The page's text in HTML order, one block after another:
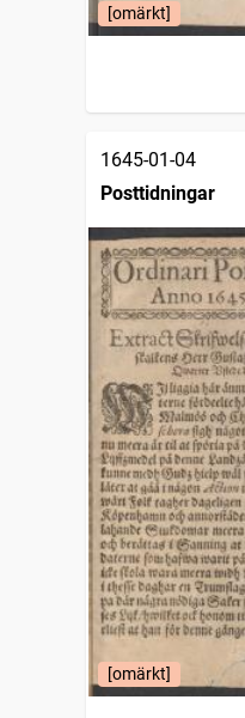
[omärkt]
1645-01-04
Posttidningar
[omärkt]